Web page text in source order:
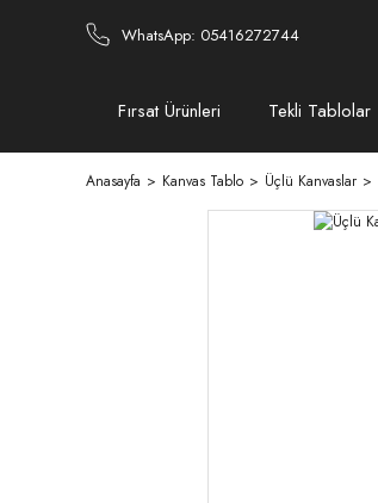
WhatsApp: 05416272744
Fırsat Ürünleri Tekli Tablolar
Anasayfa Kanvas Tablo Üçlü Kanvaslar